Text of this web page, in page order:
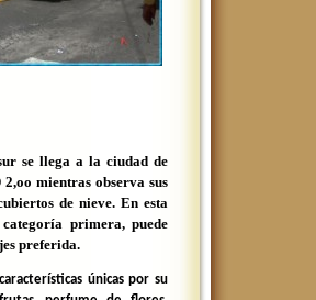
se llega a la ciudad de
mientras observa sus
de nieve. En esta
primera, puede
preferida.
únicas por su